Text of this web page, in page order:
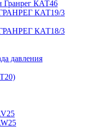
Гранрег КАТ46
ГРАНРЕГ КАТ19/3
ГРАНРЕГ КАТ18/3
давления